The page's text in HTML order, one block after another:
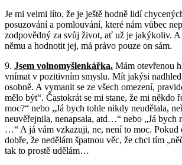
Je mi velmi líto, že je ještě hodně lidí
posuzování a pomlouvání, které nám vůbec
zodpovědný za svůj život, ať už je jakýkoliv.
němu a hodnotit jej, má právo pouze on sám.
9. Jsem volnomyšlenkářka. Mám otevřenou
vnímat v pozitivním smyslu. Mít jakýsi
osobně. A vymanit se ze všech omezení,
mělo být“. Častokrát se mi stane, že mi někdo
moc?“ nebo „Já bych tohle nikdy neudělala,
neuvěřejnila, nenapsala, atd…“ nebo „Já bych
…“ A já vám vzkazuji, ne, není to moc. Pokud
dobře, že nedělám špatnou věc, že chci tím
tak to prostě udělám…